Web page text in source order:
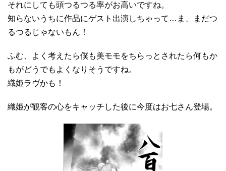
それにしても頭つるつる率がお高いですね。
知らないうちに作品にゲスト出演しちゃって…ま、まだつ
るつるじゃないもん！
ふむ、よく考えたら僕も美モモをちらっとされたら何もか
もがどうでもよくなりそうですね。
織姫ラヴかも！
織姫が観客の心をキャッチした後に今度はお七さん登場。